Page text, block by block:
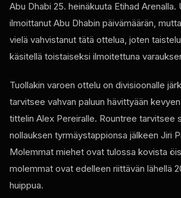
Abu Dhabi 25. heinäkuuta Etihad Arenalla.
ilmoittanut Abu Dhabin päivämäärän,
vielä vahvistanut tätä ottelua, joten
käsitellä toistaiseksi ilmoitettuna
Tuollakin varoen ottelu on divisioonalle
tarvitsee vahvan paluun hävittyään
tittelin Alex Pereiralle. Rountree tarvitsee
nollauksen tyrmäystappionsa jälkeen Jiri
Molemmat miehet ovat tulossa kovista
molemmat ovat edelleen riittävän lähellä
huippua.